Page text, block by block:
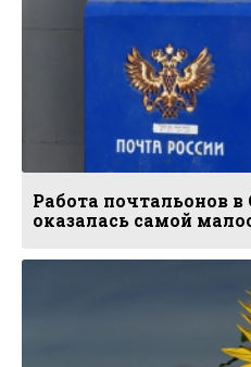
Работа почтальонов в
оказалась самой